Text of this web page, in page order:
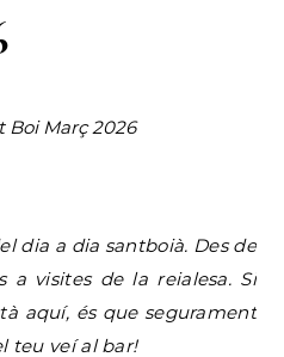
Boi Març 2026
dia a dia santboià. Des de
a visites de la reialesa. Si
aquí, és que segurament
teu veí al bar!